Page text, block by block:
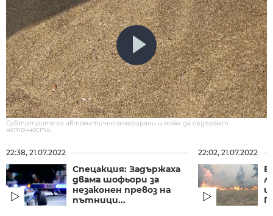
Субтитрите са автоматично генерирани и може да съдържат
неточности.
22:38, 21.07.2022
Спецакция: Задържаха
двама шофьори за
незаконен превоз на
пътници...
22:02, 21.07.2022